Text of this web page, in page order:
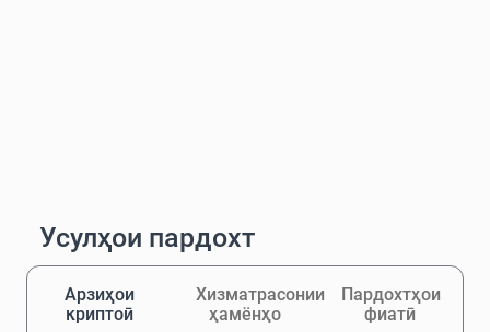
Усулҳои пардохт
Арзиҳои
криптоӣ
Хизматрасонии
ҳамёнҳо
Пардохтҳои
фиатӣ